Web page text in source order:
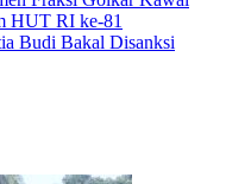
HUT RI ke-81
Budi Bakal Disanksi